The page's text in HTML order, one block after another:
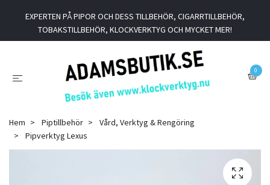
EXPERTEN PÅ PIPOR OCH DESS TILLBEHÖR, CIGARRTILLBEHÖR,
TOBAKSTILLBEHÖR, KLOCKVERKTYG OCH MYCKET MER!
0
Hem Piptillbehör
Vård, Verktyg & Rengöring
Pipverktyg Lexus